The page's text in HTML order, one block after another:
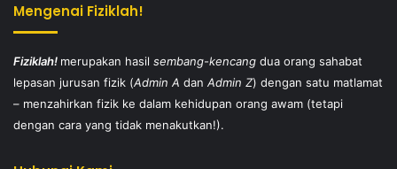
Mengenai Fiziklah!
Fiziklah! merupakan hasil sembang-kencang dua orang sahabat
lepasan jurusan fizik (Admin A dan Admin Z) dengan satu matlamat
– menzahirkan fizik ke dalam kehidupan orang awam (tetapi
dengan cara yang tidak menakutkan!).